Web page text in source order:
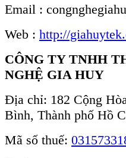
Email :
Web : http://
CÔNG TY TNHH
NGHỆ GIA HUY
Địa chỉ: 182 Cộng
Bình, Thành phố Hồ
Mã số thuế: